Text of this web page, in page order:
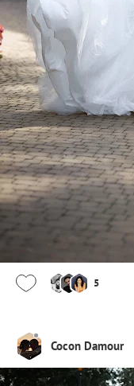
5
Cocon Damour